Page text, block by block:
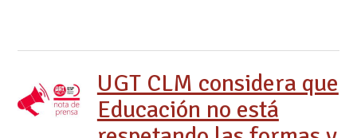
UGT CLM considera que
Educación no está